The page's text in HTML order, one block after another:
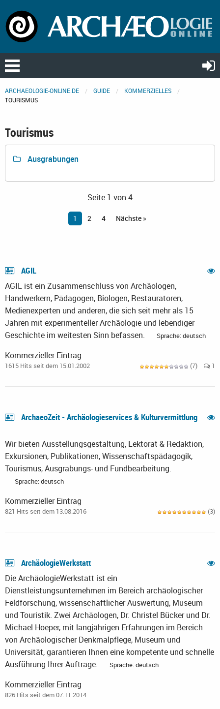
ARCHAEOLOGIE-ONLINE.DE GUIDE
KOMMERZIELLES
TOURISMUS
Tourismus
Ausgrabungen
Seite 1 von 4
1 2 4 Nächste »
AGIL
AGIL ist ein Zusammenschluss von Archäologen,
Handwerkern, Pädagogen, Biologen, Restauratoren,
Medienexperten und anderen, die sich seit mehr als 15
Jahren mit experimenteller Archäologie und lebendiger
Geschichte im weitesten Sinn befassen.
Sprache: deutsch
Kommerzieller Eintrag
1615 Hits seit dem 15.01.2002 (7) 1
ArchaeoZeit - Archäologieservices & Kulturvermittlung
Wir bieten Ausstellungsgestaltung, Lektorat & Redaktion,
Exkursionen, Publikationen, Wissenschaftspädagogik,
Tourismus, Ausgrabungs- und Fundbearbeitung.
Sprache: deutsch
Kommerzieller Eintrag
821 Hits seit dem 13.08.2016 (3)
ArchäologieWerkstatt
Die ArchäologieWerkstatt ist ein
Dienstleistungsunternehmen im Bereich archäologischer
Feldforschung, wissenschaftlicher Auswertung, Museum
und Touristik. Zwei Archäologen, Dr. Christel Bücker und Dr.
Michael Hoeper, mit langjährigen Erfahrungen im Bereich
von Archäologischer Denkmalpflege, Museum und
Universität, garantieren Ihnen eine kompetente und schnelle
Ausführung Ihrer Aufträge.
Sprache: deutsch
Kommerzieller Eintrag
826 Hits seit dem 07.11.2014